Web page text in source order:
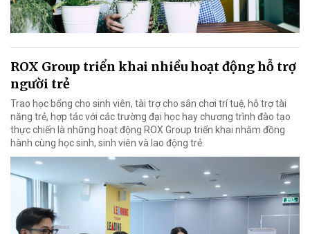
ROX Group triển khai nhiều hoạt động hỗ trợ
người trẻ
Trao học bổng cho sinh viên, tài trợ cho sân chơi trí tuệ, hỗ trợ tài
năng trẻ, hợp tác với các trường đại học hay chương trình đào tạo
thực chiến là những hoạt động ROX Group triển khai nhằm đồng
hành cùng học sinh, sinh viên và lao động trẻ.